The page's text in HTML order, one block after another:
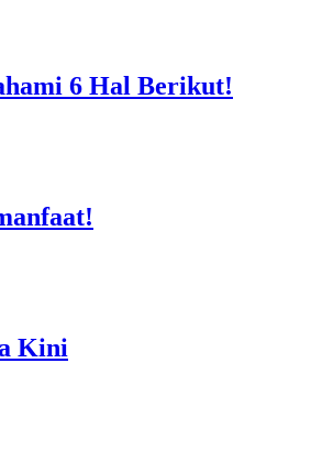
6 Hal Berikut!
Kini